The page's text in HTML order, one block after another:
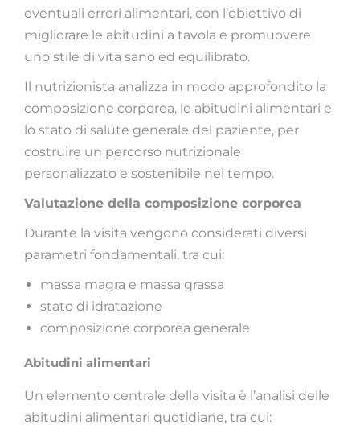
eventuali errori alimentari, con l’obiettivo di
migliorare le abitudini a tavola e promuovere
uno stile di vita sano ed equilibrato.
Il nutrizionista analizza in modo approfondito la
composizione corporea, le abitudini alimentari e
lo stato di salute generale del paziente, per
costruire un percorso nutrizionale
personalizzato e sostenibile nel tempo.
Valutazione della composizione corporea
Durante la visita vengono considerati diversi
parametri fondamentali, tra cui:
massa magra e massa grassa
stato di idratazione
composizione corporea generale
Abitudini alimentari
Un elemento centrale della visita è l’analisi delle
abitudini alimentari quotidiane, tra cui: